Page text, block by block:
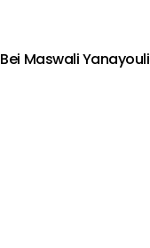
Bei Maswali